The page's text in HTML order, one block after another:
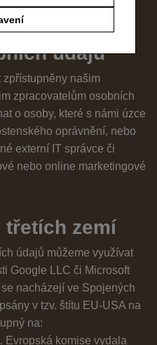
osob mladších 18 let.
údajů
našim
zpracovatelům osobních
o osoby, které s námi úzce
oprávnění, nebo
externí IT správce či
nebo online marketingové
třetích zemí
údajů můžeme využívat
Google LLC či Microsoft
nacházejí ve Spojených
v tzv. štítu EU-USA na
na:
. Evropská komise vydala